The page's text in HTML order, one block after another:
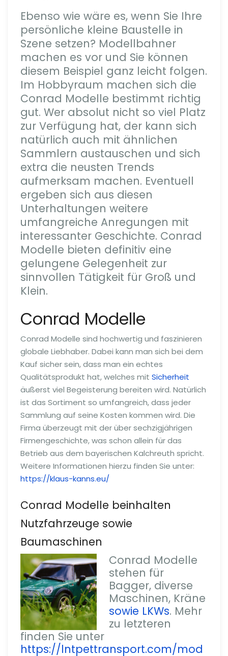
Ebenso wie wäre es, wenn Sie Ihre
persönliche kleine Baustelle in
Szene setzen? Modellbahner
machen es vor und Sie können
diesem Beispiel ganz leicht folgen.
Im Hobbyraum machen sich die
Conrad Modelle bestimmt richtig
gut. Wer absolut nicht so viel Platz
zur Verfügung hat, der kann sich
natürlich auch mit ähnlichen
Sammlern austauschen und sich
extra die neusten Trends
aufmerksam machen. Eventuell
ergeben sich aus diesen
Unterhaltungen weitere
umfangreiche Anregungen mit
interessanter Geschichte. Conrad
Modelle bieten definitiv eine
gelungene Gelegenheit zur
sinnvollen Tätigkeit für Groß und
Klein.
Conrad Modelle
Conrad Modelle sind hochwertig und faszinieren
globale Liebhaber. Dabei kann man sich bei dem
Kauf sicher sein, dass man ein echtes
Qualitätsprodukt hat, welches mit Sicherheit
äußerst viel Begeisterung bereiten wird. Natürlich
ist das Sortiment so umfangreich, dass jeder
Sammlung auf seine Kosten kommen wird. Die
Firma überzeugt mit der über sechzigjährigen
Firmengeschichte, was schon allein für das
Betrieb aus dem bayerischen Kalchreuth spricht.
Weitere Informationen hierzu finden Sie unter:
https://klaus-kanns.eu/
Conrad Modelle beinhalten
Nutzfahrzeuge sowie
Baumaschinen
Conrad Modelle
stehen für
Bagger, diverse
Maschinen, Kräne
sowie LKWs. Mehr
zu letzteren
finden Sie unter
https://lntpettransport.com/mod